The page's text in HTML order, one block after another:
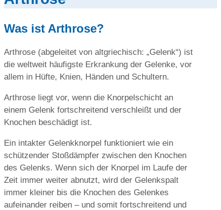
Was ist Arthrose?
Arthrose (abgeleitet von altgriechisch: „Gelenk“) ist
die weltweit häufigste Erkrankung der Gelenke, vor
allem in Hüfte, Knien, Händen und Schultern.
Arthrose liegt vor, wenn die Knorpelschicht an
einem Gelenk fortschreitend verschleißt und der
Knochen beschädigt ist.
Ein intakter Gelenkknorpel funktioniert wie ein
schützender Stoßdämpfer zwischen den Knochen
des Gelenks. Wenn sich der Knorpel im Laufe der
Zeit immer weiter abnutzt, wird der Gelenkspalt
immer kleiner bis die Knochen des Gelenkes
aufeinander reiben – und somit fortschreitend und